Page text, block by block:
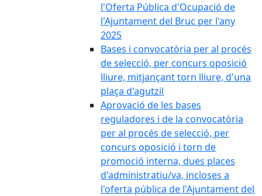
l'Oferta Pública d'Ocupació de
l'Ajuntament del Bruc per l'any
2025
Bases i convocatòria per al procés
de selecció, per concurs oposició
lliure, mitjançant torn lliure, d'una
plaça d'agutzil
Aprovació de les bases
reguladores i de la convocatòria
per al procés de selecció, per
concurs oposició i torn de
promoció interna, dues places
d'administratiu/va, incloses a
l'oferta pública de l'Ajuntament del